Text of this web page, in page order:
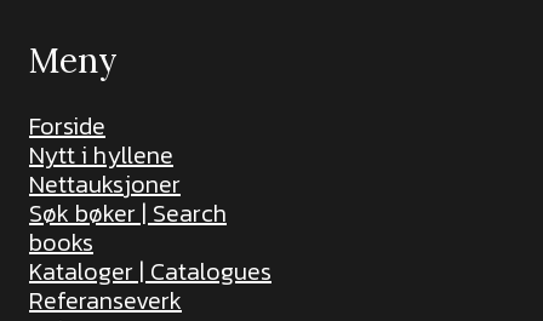
Meny
Forside
Nytt i hyllene
Nettauksjoner
Søk bøker | Search
books
Kataloger | Catalogues
Referanseverk